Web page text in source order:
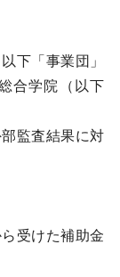
下「事業団」
合学院（以下
監査結果に対
受けた補助金